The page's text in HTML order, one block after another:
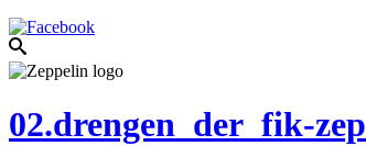
02.drengen_der_fik-zep